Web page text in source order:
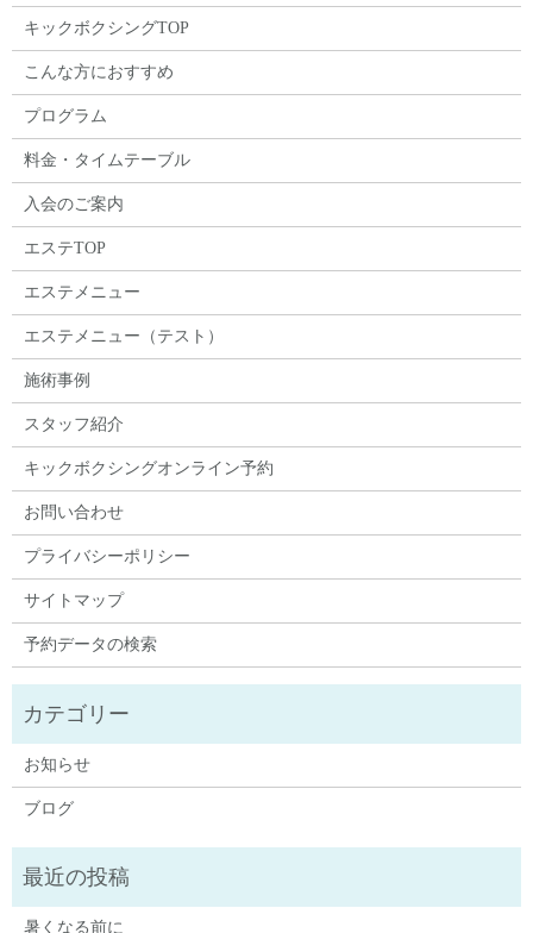
キックボクシングTOP
こんな方におすすめ
プログラム
料金・タイムテーブル
入会のご案内
エステTOP
エステメニュー
エステメニュー（テスト）
施術事例
スタッフ紹介
キックボクシングオンライン予約
お問い合わせ
プライバシーポリシー
サイトマップ
予約データの検索
お知らせ
ブログ
暑くなる前に